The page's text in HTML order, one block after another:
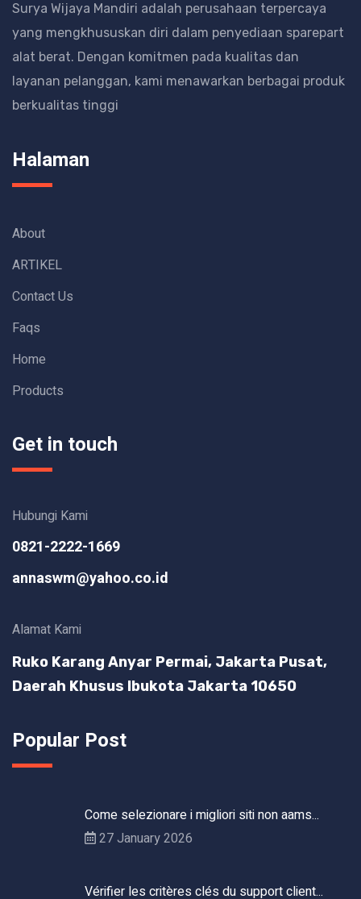
Surya Wijaya Mandiri adalah perusahaan terpercaya
yang mengkhususkan diri dalam penyediaan sparepart
alat berat. Dengan komitmen pada kualitas dan
layanan pelanggan, kami menawarkan berbagai produk
berkualitas tinggi
Halaman
About
ARTIKEL
Contact Us
Faqs
Home
Products
Get in touch
Hubungi Kami
0821-2222-1669
annaswm@yahoo.co.id
Alamat Kami
Ruko Karang Anyar Permai, Jakarta Pusat,
Daerah Khusus Ibukota Jakarta 10650
Popular Post
Come selezionare i migliori siti non aams...
27 January 2026
Vérifier les critères clés du support client...